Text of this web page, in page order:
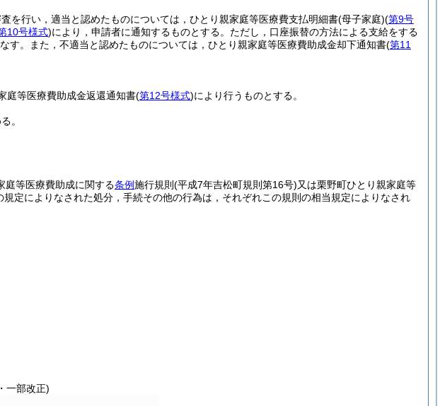
を行い，適当と認めたものについては，ひとり親家庭等医療費支払明細書(母子家庭)(第9号
10号様式)により，申請者に通知するものとする。 ただし，口座振替の方法による支給をする
す。
また，不適当と認めたものについては，ひとり親家庭等医療費助成金却下通知書(第11
庭等医療費助成金返還通知書(第12号様式)により行うものとする。
。
庭等医療費助成に関する条例施行規則 (平成7年吉松町規則第16号)又は栗野町ひとり親家庭等
規定によりなされた処分，手続その他の行為は，それぞれこの規則の相当規定によりなされ
一部改正)